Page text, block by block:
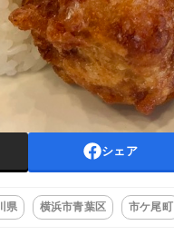
シェア
県 横浜市青葉区 市ケ尾町